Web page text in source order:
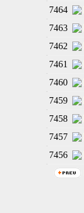
7464
7463
7462
7461
7460
7459
7458
7457
7456